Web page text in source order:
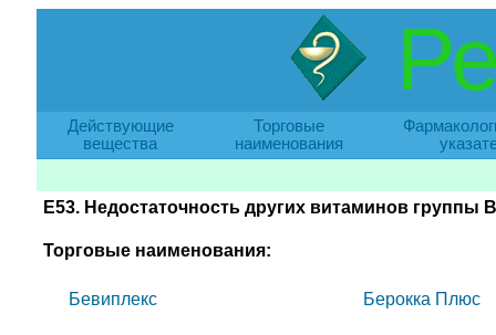
Действующие
вещества
Торговые
наименования
E53. Недостаточность других витаминов группы B
Торговые наименования:
Бевиплекс Берокка Плюс